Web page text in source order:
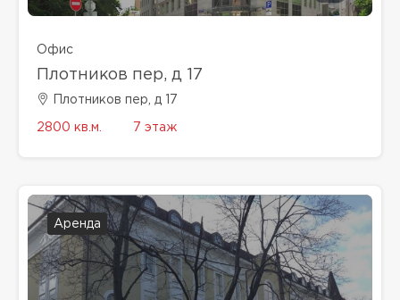
Офис
Плотников пер, д 17
Плотников пер, д 17
2800 кв.м. 7 этаж
Аренда